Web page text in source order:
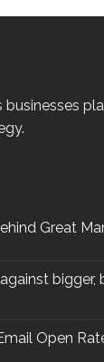
Great
bigger,
Open